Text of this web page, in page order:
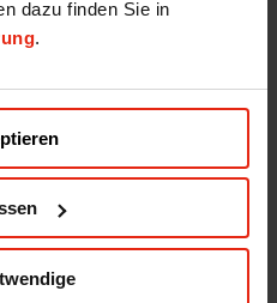
dazu finden Sie in
.